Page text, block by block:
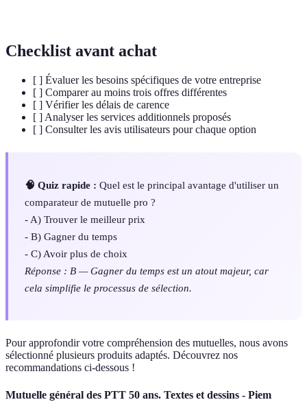
Checklist avant achat
[ ] Évaluer les besoins spécifiques de votre entreprise
[ ] Comparer au moins trois offres différentes
[ ] Vérifier les délais de carence
[ ] Analyser les services additionnels proposés
[ ] Consulter les avis utilisateurs pour chaque option
🧠 Quiz rapide : Quel est le principal avantage d'utiliser un
comparateur de mutuelle pro ?
- A) Trouver le meilleur prix
- B) Gagner du temps
- C) Avoir plus de choix
Réponse : B — Gagner du temps est un atout majeur, car
cela simplifie le processus de sélection.
Pour approfondir votre compréhension des mutuelles, nous avons
sélectionné plusieurs produits adaptés. Découvrez nos
recommandations ci-dessous !
Mutuelle général des PTT 50 ans. Textes et dessins - Piem